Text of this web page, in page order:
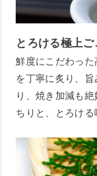
とろける極上ご
鮮度にこだわっ
を丁寧に炙り、
り、焼き加減も
ちりと、とろける